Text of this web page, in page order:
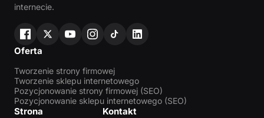
internecie.
Oferta
Tworzenie strony firmowej
Tworzenie sklepu internetowego
Pozycjonowanie strony firmowej (SEO)
Pozycjonowanie sklepu internetowego (SEO)
Strona Kontakt